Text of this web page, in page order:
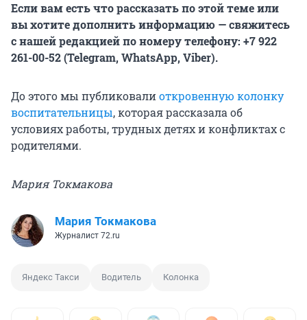
Если вам есть что рассказать по этой теме или
вы хотите дополнить информацию — свяжитесь
с нашей редакцией по номеру телефону: +7 922
261-00-52 (Telegram, WhatsApp, Viber).
До этого мы публиковалиоткровенную колонку
воспитательницы, которая рассказала об
условиях работы, трудных детях и конфликтах с
родителями.
Мария Токмакова
Мария Токмакова
Журналист 72.ru
Яндекс Такси Водитель Колонка